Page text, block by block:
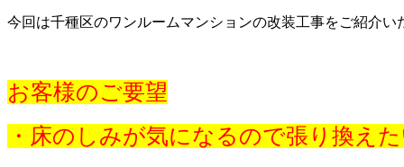
今回は千種区のワンルームマンションの改装工事をご紹介い
お客様のご要望
・床のしみが気になるので張り換え